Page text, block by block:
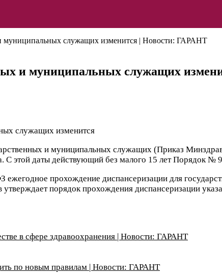
муниципальных служащих изменится | Новости: ГАРАНТ
и муниципальных служащих
и муниципальных служащих (Приказ
С этой даты действующий без малого 15 лет Порядок №
прохождение диспансеризации для
порядок прохождения диспансеризации
в сфере здравоохранения | Новости: ГАРАНТ
по новым правилам | Новости: ГАРАНТ